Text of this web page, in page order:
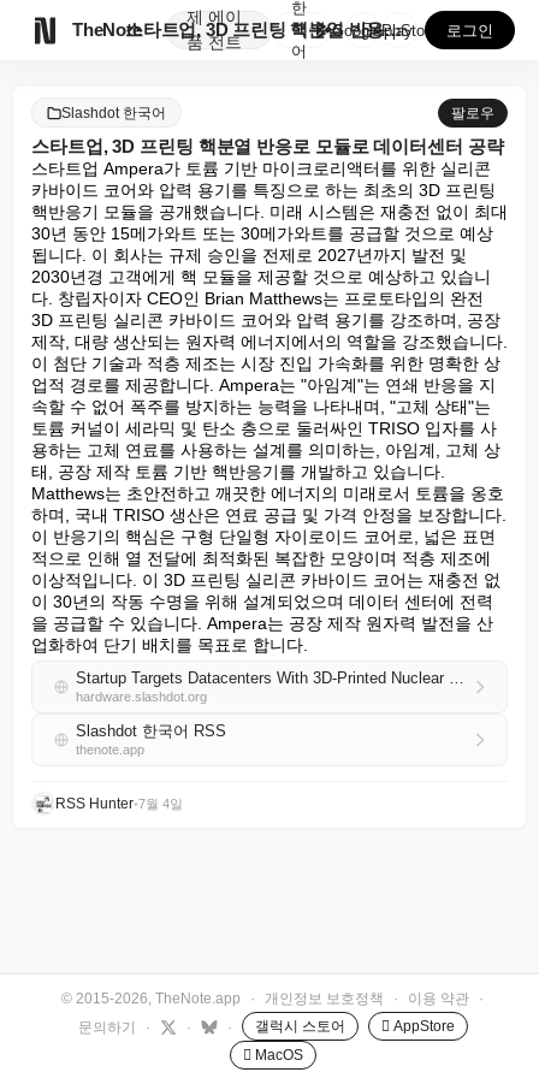
TheNote
제
품
에이
전트
스타트업, 3D 프린팅 핵분열 반응로 모듈로 데이터센터...
한
국
어
GooglePlay
AppStore 로그인
Slashdot 한국어 팔로우
스타트업, 3D 프린팅 핵분열 반응로 모듈로 데이터센터 공략
스타트업 Ampera가 토륨 기반 마이크로리액터를 위한 실리콘
카바이드 코어와 압력 용기를 특징으로 하는 최초의 3D 프린팅
핵반응기 모듈을 공개했습니다. 미래 시스템은 재충전 없이 최대
30년 동안 15메가와트 또는 30메가와트를 공급할 것으로 예상
됩니다. 이 회사는 규제 승인을 전제로 2027년까지 발전 및
2030년경 고객에게 핵 모듈을 제공할 것으로 예상하고 있습니
다. 창립자이자 CEO인 Brian Matthews는 프로토타입의 완전
3D 프린팅 실리콘 카바이드 코어와 압력 용기를 강조하며, 공장
제작, 대량 생산되는 원자력 에너지에서의 역할을 강조했습니다.
이 첨단 기술과 적층 제조는 시장 진입 가속화를 위한 명확한 상
업적 경로를 제공합니다. Ampera는 "아임계"는 연쇄 반응을 지
속할 수 없어 폭주를 방지하는 능력을 나타내며, "고체 상태"는
토륨 커널이 세라믹 및 탄소 층으로 둘러싸인 TRISO 입자를 사
용하는 고체 연료를 사용하는 설계를 의미하는, 아임계, 고체 상
태, 공장 제작 토륨 기반 핵반응기를 개발하고 있습니다.
Matthews는 초안전하고 깨끗한 에너지의 미래로서 토륨을 옹호
하며, 국내 TRISO 생산은 연료 공급 및 가격 안정을 보장합니다.
이 반응기의 핵심은 구형 단일형 자이로이드 코어로, 넓은 표면
적으로 인해 열 전달에 최적화된 복잡한 모양이며 적층 제조에
이상적입니다. 이 3D 프린팅 실리콘 카바이드 코어는 재충전 없
이 30년의 작동 수명을 위해 설계되었으며 데이터 센터에 전력
을 공급할 수 있습니다. Ampera는 공장 제작 원자력 발전을 산
업화하여 단기 배치를 목표로 합니다.
Startup Targets Datacenters With 3D-Printed Nuclear Reactor Module
hardware.slashdot.org
Slashdot 한국어 RSS
thenote.app
RSS Hunter•7월 4일
© 2015-2026, TheNote.app · 개인정보 보호정책 · 이용 약관
·
문의하기
· · · 갤럭시 스토어
 AppStore
 MacOS